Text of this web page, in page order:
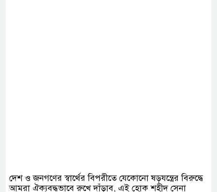
দেশ ও জনগণের স্বার্থের বিপরীতে যেকোনো ষড়যন্ত্রের বিরুদ্ধে
আমরা ঐক্যবদ্ধভাবে রুখে দাঁড়াব, এই হোক শহীদ সেনা